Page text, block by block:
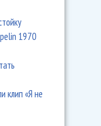
1970
клип «Я не